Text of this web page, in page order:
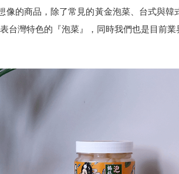
像的商品，除了常見的黃金泡菜、台式與
台灣特色的『泡菜』，同時我們也是目前